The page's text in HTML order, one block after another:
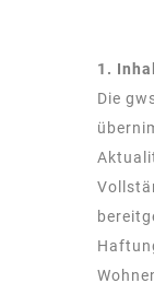
1.
Die